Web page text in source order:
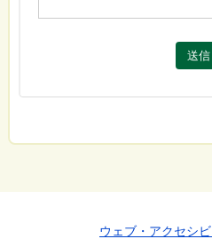
送信
ウェブ・アクセシ